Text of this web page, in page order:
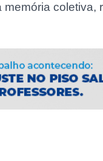
coletiva,